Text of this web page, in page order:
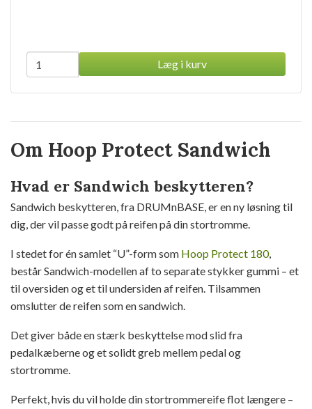
Læg i kurv
Om Hoop Protect Sandwich
Hvad er Sandwich beskytteren?
Sandwich beskytteren, fra DRUMnBASE, er en ny løsning til
dig, der vil passe godt på reifen på din stortromme.
I stedet for én samlet “U”-form som Hoop Protect 180,
består Sandwich-modellen af to separate stykker gummi – et
til oversiden og et til undersiden af reifen. Tilsammen
omslutter de reifen som en sandwich.
Det giver både en stærk beskyttelse mod slid fra
pedalkæberne og et solidt greb mellem pedal og
stortromme.
Perfekt, hvis du vil holde din stortrommereife flot længere –